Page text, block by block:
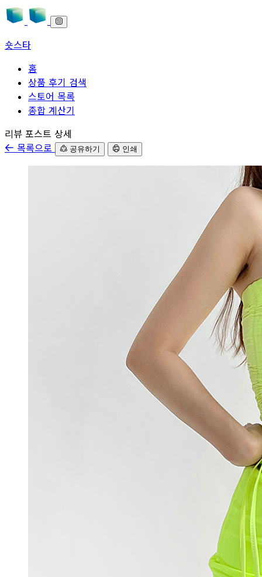
숏스타
홈
상품 후기 검색
스토어 목록
종합 계산기
본문으로 바로가기
리뷰 포스트 상세
목록으로
공유하기 인쇄